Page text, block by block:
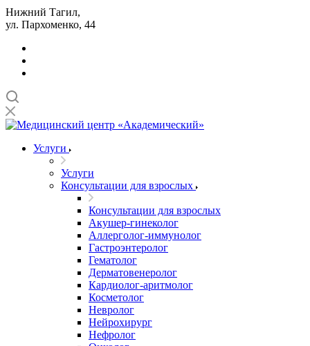
Нижний Тагил,
ул. Пархоменко, 44
Услуги
Услуги
Консультации для взрослых
Консультации для взрослых
Акушер-гинеколог
Аллерголог-иммунолог
Гастроэнтеролог
Гематолог
Дерматовенеролог
Кардиолог-аритмолог
Косметолог
Невролог
Нейрохирург
Нефролог